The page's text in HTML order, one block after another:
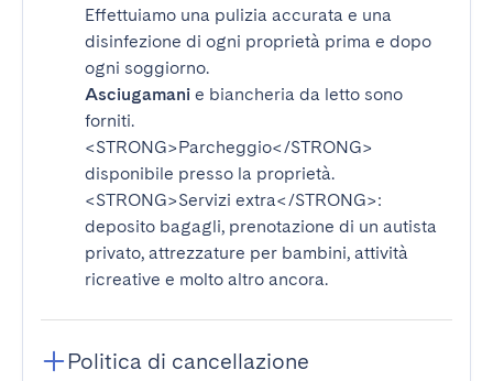
Effettuiamo una pulizia accurata e una
disinfezione di ogni proprietà prima e dopo
ogni soggiorno.
Asciugamani e biancheria da letto sono
forniti.
<STRONG>Parcheggio</STRONG>
disponibile presso la proprietà.
<STRONG>Servizi extra</STRONG>:
deposito bagagli, prenotazione di un autista
privato, attrezzature per bambini, attività
ricreative e molto altro ancora.
Politica di cancellazione